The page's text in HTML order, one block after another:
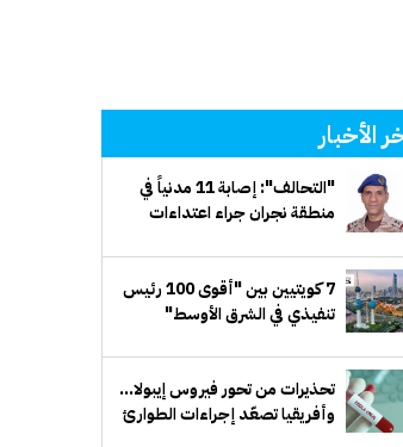
الأخبار
"التحالف": إصابة 11 مدنياً في
منطقة نجران جراء اعتداءات
7 كويتيين بين "أقوى 100 رئيس
تنفيذي في الشرق الأوسط"
تحذيرات من تحور فيروس إيبولا...
وأفريقيا تصعّد إجراءات الطوارئ